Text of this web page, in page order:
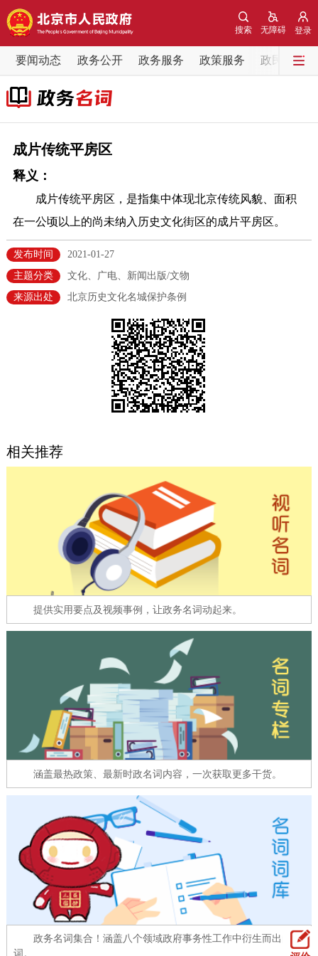
登录
无障碍
搜索
要闻动态 政务公开 政务服务 政策服务 政民互动
要闻动态
党中央精神
各区热点
政务公开
市领导
政策兑现 政策解读
专题公开
法人服务
便民服务
阳光政务
政民互动
12345网上接诉即办 我要咨询 我要建议
参与调查 在线访谈
十六区概览 人文北京
绿色北京 图说北京 视频北京
多语种
ENGLISH 한국어 日本語
DEUTSCH FRANÇAIS РУССКИЙ ЯЗЫК
ESPAÑOL PORTUGUÊS
ITALIANO
成片传统平房区
释义：
成片传统平房区，是指集中体现北京传统风貌、面积
在一公顷以上的尚未纳入历史文化街区的成片平房区。
发布时间
2021-01-27
主题分类
文化、广电、新闻出版/文物
来源出处
北京历史文化名城保护条例
相关推荐
提供实用要点及视频事例，让政务名词动起来。
涵盖最热政策、最新时政名词内容，一次获取更多干货。
政务名词集合！涵盖八个领域政府事务性工作中衍生而出的名
词。